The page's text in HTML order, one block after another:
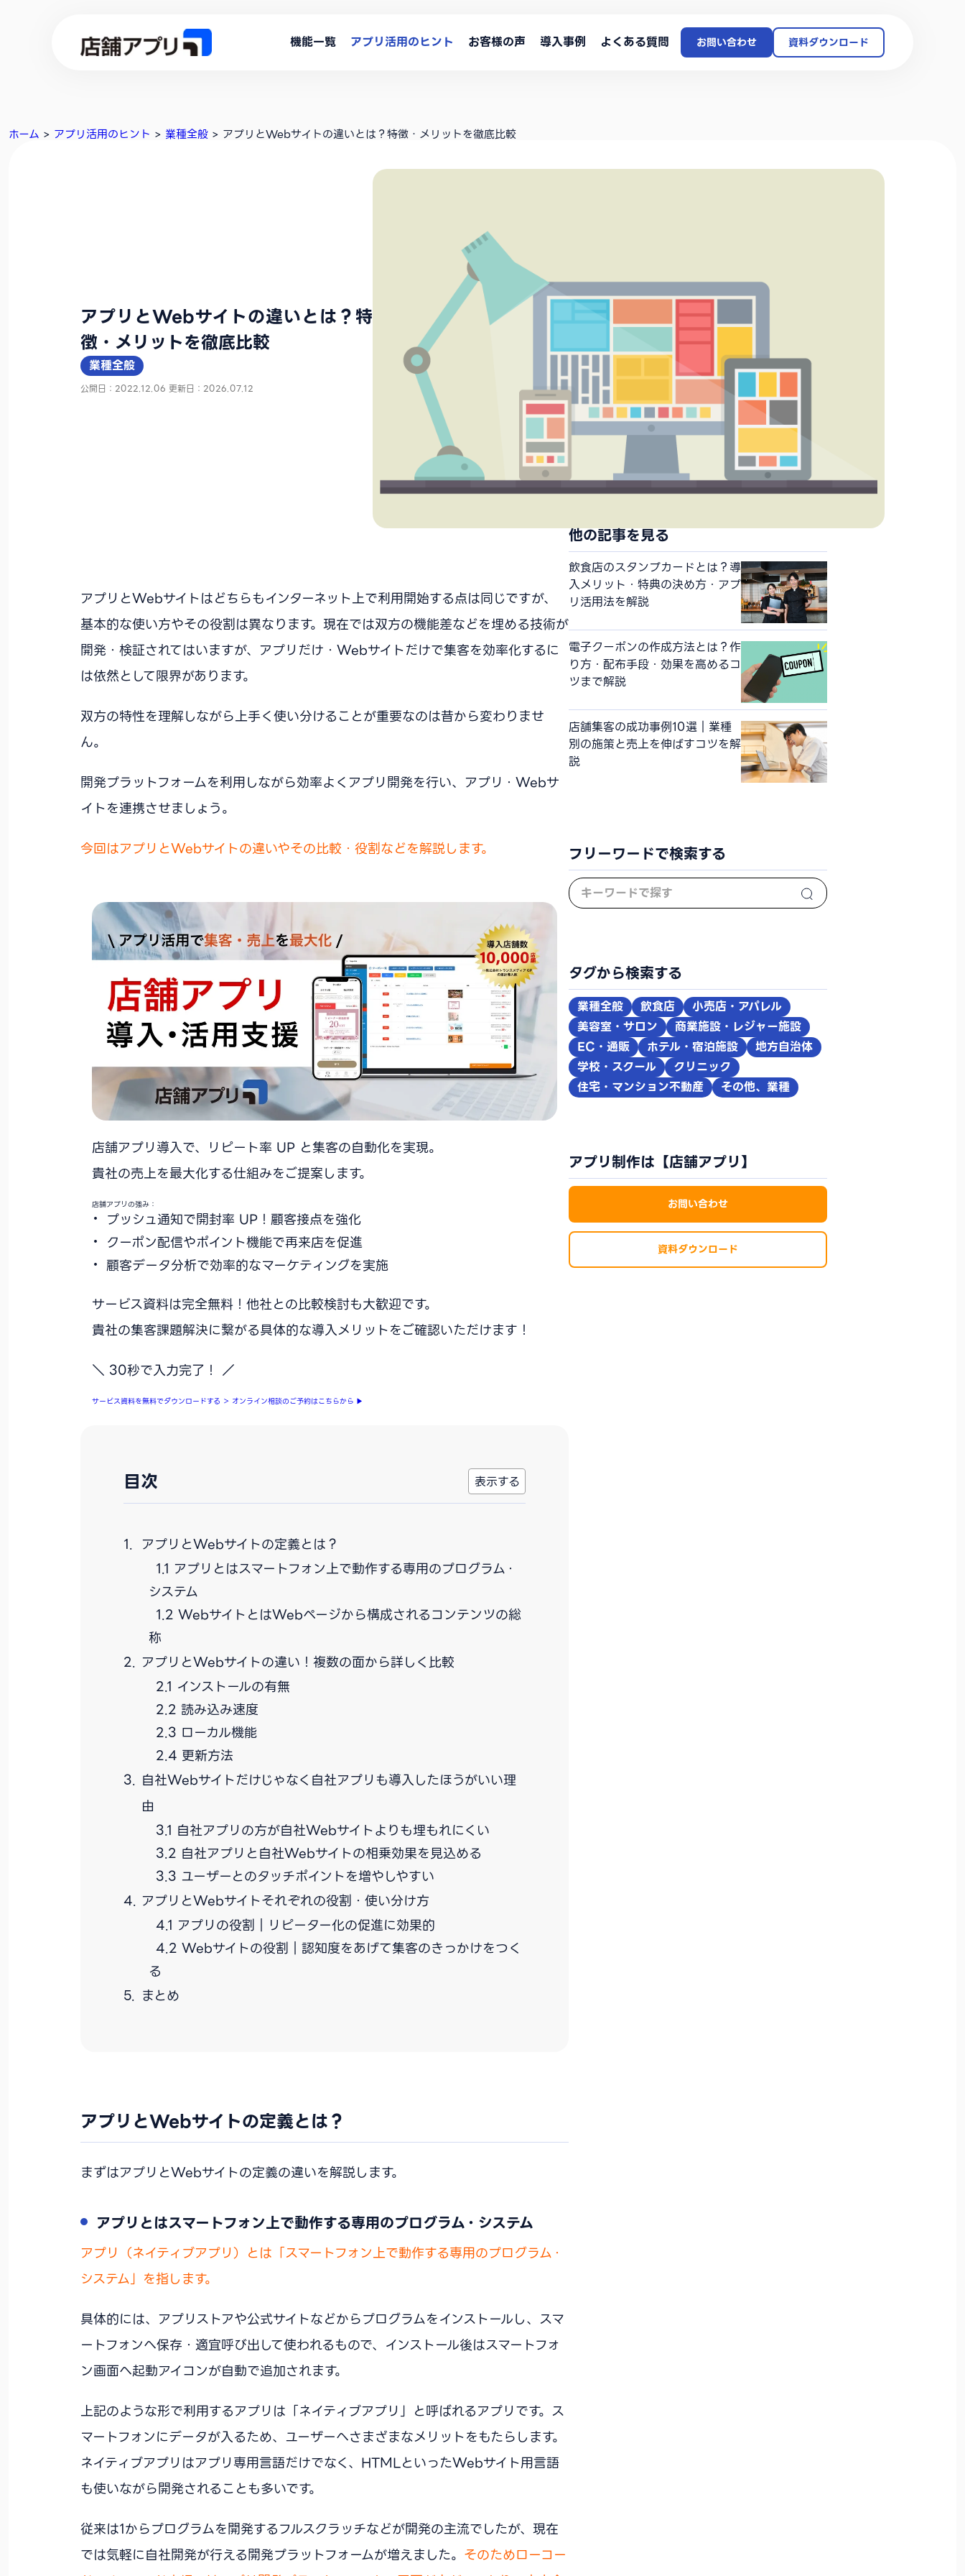
機能一覧 アプリ活用のヒント お客様の声 導入事例 よくある質問 お問い合わせ 資料ダウンロード
ホーム > アプリ活用のヒント > 業種全般 > アプリとWebサイトの違いとは？特徴・メリットを徹底比較
アプリとWebサイトの違いとは？特
徴・メリットを徹底比較
業種全般
公開日：2022.12.06 更新日：2026.07.12
アプリとWebサイトはどちらもインターネット上で利用開始する点は同じですが、
基本的な使い方やその役割は異なります。現在では双方の機能差などを埋める技術が
開発・検証されてはいますが、アプリだけ・Webサイトだけで集客を効率化するに
は依然として限界があります。
双方の特性を理解しながら上手く使い分けることが重要なのは昔から変わりませ
ん。
開発プラットフォームを利用しながら効率よくアプリ開発を行い、アプリ・Webサ
イトを連携させましょう。
今回はアプリとWebサイトの違いやその比較・役割などを解説します。
店舗アプリ導入で、リピート率 UP と集客の自動化を実現。
貴社の売上を最大化する仕組みをご提案します。
店舗アプリの強み：
プッシュ通知で開封率 UP！顧客接点を強化
クーポン配信やポイント機能で再来店を促進
顧客データ分析で効率的なマーケティングを実施
サービス資料は完全無料！他社との比較検討も大歓迎です。
貴社の集客課題解決に繋がる具体的な導入メリットをご確認いただけます！
＼ 30秒で入力完了！ ／
サービス資料を無料でダウンロードする ＞ オンライン相談のご予約はこちらから ▶
目次
アプリとWebサイトの定義とは？
アプリとはスマートフォン上で動作する専用のプログラム・
システム
WebサイトとはWebページから構成されるコンテンツの総
称
アプリとWebサイトの違い！複数の面から詳しく比較
インストールの有無
読み込み速度
ローカル機能
更新方法
自社Webサイトだけじゃなく自社アプリも導入したほうがいい理
由
自社アプリの方が自社Webサイトよりも埋もれにくい
自社アプリと自社Webサイトの相乗効果を見込める
ユーザーとのタッチポイントを増やしやすい
アプリとWebサイトそれぞれの役割・使い分け方
アプリの役割｜リピーター化の促進に効果的
Webサイトの役割｜認知度をあげて集客のきっかけをつく
る
まとめ
アプリとWebサイトの定義とは？
まずはアプリとWebサイトの定義の違いを解説します。
アプリとはスマートフォン上で動作する専用のプログラム・システム
アプリ（ネイティブアプリ）とは「スマートフォン上で動作する専用のプログラム・
システム」を指します。
具体的には、アプリストアや公式サイトなどからプログラムをインストールし、スマ
ートフォンへ保存・適宜呼び出して使われるもので、インストール後はスマートフォ
ン画面へ起動アイコンが自動で追加されます。
上記のような形で利用するアプリは「ネイティブアプリ」と呼ばれるアプリです。ス
マートフォンにデータが入るため、ユーザーへさまざまなメリットをもたらします。
ネイティブアプリはアプリ専用言語だけでなく、HTMLといったWebサイト用言語
も使いながら開発されることも多いです。
従来は1からプログラムを開発するフルスクラッチなどが開発の主流でしたが、現在
では気軽に自社開発が行える開発プラットフォームが増えました。 そのためローコー
他の記事を見る
飲食店のスタンプカードとは？導
入メリット・特典の決め方・アプ
リ活用法を解説
電子クーポンの作成方法とは？作
り方・配布手段・効果を高めるコ
ツまで解説
店舗集客の成功事例10選｜業種
別の施策と売上を伸ばすコツを解
説
フリーワードで検索する
タグから検索する
業種全般 飲食店
小売店・アパレル
美容室・サロン
商業施設・レジャー施設
EC・通販
ホテル・宿泊施設
地方自治体
学校・スクール
クリニック
住宅・マンション不動産
その他、業種
アプリ制作は【店舗アプリ】
お問い合わせ
資料ダウンロード